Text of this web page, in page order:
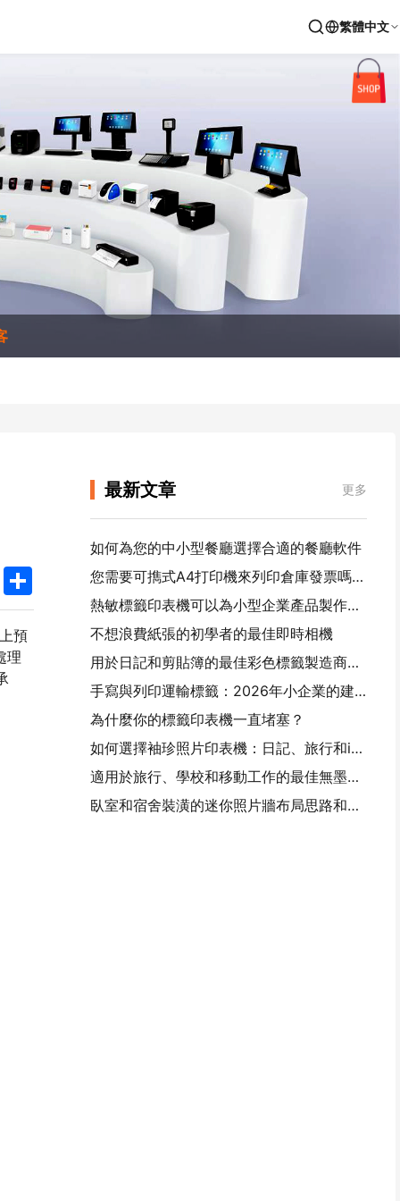
繁體中文
TwitterShare
預
理
最新文章 更多
如何為您的中小型餐廳選擇合適的餐廳軟件
您需要可擕式A4打印機來列印倉庫發票嗎？ 什麼真正有效
熱敏標籤印表機可以為小型企業產品製作防水標籤嗎？
不想浪費紙張的初學者的最佳即時相機
用於日記和剪貼簿的最佳彩色標籤製造商：為每一頁添加更多顏色
手寫與列印運輸標籤：2026年小企業的建議
為什麼你的標籤印表機一直堵塞？
如何選擇袖珍照片印表機：日記、旅行和iPhone用戶的完整指南
適用於旅行、學校和移動工作的最佳無墨可擕式印表機：漢印MT620 Pro評測
臥室和宿舍裝潢的迷你照片牆布局思路和技巧